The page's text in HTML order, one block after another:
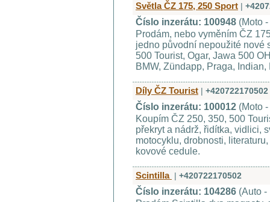
Světla ČZ 175, 250 Sport |
Číslo inzerátu: 100948 (Moto
Prodám, nebo vyměním ČZ
jedno původní nepoužité nové
500 Tourist, Ogar, Jawa 500
BMW, Zündapp, Praga,
Díly ČZ Tourist | +420722170502
Číslo inzerátu: 100012 (Moto
Koupím ČZ 250, 350, 500
překryt a nádrž, řidítka, vidlici,
motocyklu, drobnosti,
kovové cedule.
Scintilla | +420722170502
Číslo inzerátu: 104286 (Auto -